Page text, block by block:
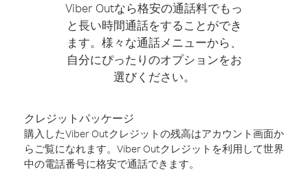
Viber Outなら格安の通話料でもっ
と長い時間通話をすることができ
ます。様々な通話メニューから、
自分にぴったりのオプションをお
選びください。
クレジットパッケージ
購入したViber Outクレジットの残高はアカウント画面か
らご覧になれます。Viber Outクレジットを利用して世界
中の電話番号に格安で通話できます。